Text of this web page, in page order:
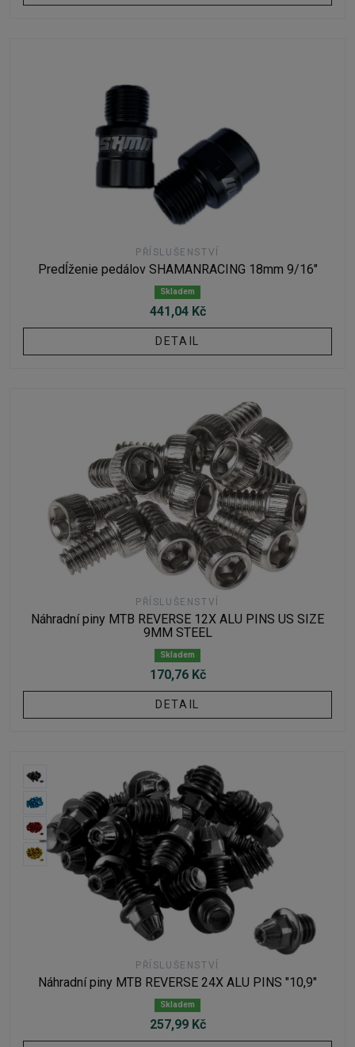
PŘÍSLUŠENSTVÍ
Predĺženie pedálov SHAMANRACING 18mm 9/16"
Skladem
441,04 Kč
DETAIL
PŘÍSLUŠENSTVÍ
Náhradní piny MTB REVERSE 12X ALU PINS US SIZE
9MM STEEL
Skladem
170,76 Kč
DETAIL
PŘÍSLUŠENSTVÍ
Náhradní piny MTB REVERSE 24X ALU PINS "10,9"
Skladem
257,99 Kč